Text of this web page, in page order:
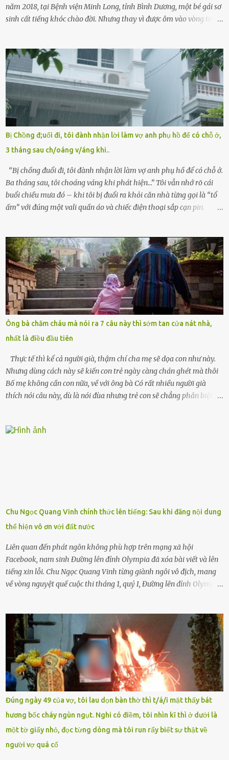
năm 2018, tại Bệnh viện Minh Long, tỉnh Bình Dương, một bé gái sơ
sinh cất tiếng khóc chào đời. Nhưng thay vì được ôm vào vòng tay
hảo, địa vị cao sang của ông Trần Quốc Tùng xem như điềm gở. Ông
Tùng, một doanh nhân quyền lực có tiếng ở Bình Dương, cùng vợ là
bà Đỗ Thị Nga, lập tức ra quyết định nhẫn tâm: bỏ lại đứa trẻ. Họ
viện cớ “không đủ khả năng nuôi dưỡng” và ký vào giấy từ chối
quyền giám hộ, yêu cầu bệnh viện xử lý bé như một trường hợp bị
bỏ rơi. Trong khi ấy, con gái ruột của họ – Trần Lệ Mi – vẫn đang
mê man sau sinh, hoàn toàn không hay biết chuyện gì xảy ra.
Thiếu úy Nguyễn Thị Mai, một nữ cảnh sát công tác tại địa phương,
tình cờ chứng kiến giây phút bé bị đưa đi trong lặng lẽ. Nét mặt đỏ
hỏn, bàn tay bé xíu co quắp, ...
Bị Chồng đ;uổi đi, tôi đành nhận lời làm vợ anh phụ hồ để có chỗ ở,
3 tháng sau ch/oáng v/áng khi..
“Bị chồng đuổi đi, tôi đành nhận lời làm vợ anh phụ hồ để có chỗ ở.
Ba tháng sau, tôi choáng váng khi phát hiện…” Tôi vẫn nhớ rõ cái
buổi chiều mưa đó – khi tôi bị đuổi ra khỏi căn nhà từng gọi là “tổ
ấm” với đúng một vali quần áo và chiếc điện thoại sắp cạn pin.
cưới cô để có con. Không phải để nuôi một cái thân bất tài chỉ biết
khóc lóc,” anh ta gằn giọng, đẩy mạnh cánh cửa trước mặt tôi.
Tiếng cánh cửa đóng lại, vang lên như một bản án lạnh lùng. Tôi
đứng chết lặng giữa cơn mưa, không biết đi đâu, về đâu. Bố mẹ tôi
mất sớm. Tôi chẳng có anh chị em. Họ hàng cũng thưa thớt, chẳng
ai thân thiết đến mức có thể mở lòng cho tôi tá túc. Bạn bè? Ai cũng
bận rộn với gia đình riêng của họ. Tôi đã từng đặt cược cả thanh
xuân vào người chồng ấy – và giờ, tôi chỉ còn lại chính mình. Tôi lên
chiếc xe buýt cuối ngày, trốn chạy khỏi thành phố và nỗi đau. Tôi v...
Ông bà chăm cháu mà nói ra 7 câu này thì sớm tan cửa nát nhà,
nhất là điều đầu tiên
Thực tế thì kể cả người già, thậm chí cha mẹ sẽ dọa con như này.
Nhưng dùng cách này sẽ kiến con trẻ ngày càng chán ghét mà thôi
Bố mẹ không cần con nữa, về với ông bà Có rất nhiều người già
thích nói câu này, dù là nói đùa nhưng trẻ con sẽ chẳng phân biệt
khuyên nhủ con thật cẩn thận. Nếu cháu không nghe lời, cảnh sát
để được giúp đỡ thì có thể sẽ bỏ lỡ cơ hội và gặp nguy hiểm. Trẻ con
có biết gì đâu Nhiều người cứ coi trẻ còn nhỏ nên dù có phạm sai
lầm, thì họ cũng không trách mắng. Nhưng nếu người lớn tuổi
không dạy con cẩn...
Chu Ngọc Quang Vinh chính thức lên tiếng: Sau khi đăng nội dung
thể hiện vô ơn với đất nước
Liên quan đến phát ngôn không phù hợp trên mạng xã hội
Facebook, nam sinh Đường lên đỉnh Olympia đã xóa bài viết và lên
tiếng xin lỗi. Chu Ngọc Quang Vinh từng giành ngôi vô địch, mang
về vòng nguyệt quế cuộc thi tháng 1, quý I, Đường lên đỉnh Olympia.
chưa phù hợp, gây xôn xao, bức xúc trong dư luận. Ngay sau đó,
Trường THPT Chuyên Nguyễn Tất Thành báo cáo xác nhận tài
khoản Chu Vinh là của học sinh Chu Ngọc Quang Vinh, lớp 12 Anh
của nhà trường. Nam sinh này từng giành ngôi vô địch, mang về
vòng nguyệt quế cuộc thi tháng 1, quý I, Đường lên đỉnh Olympia
năm thứ 24. Quá trình giáo dục, học sinh Chu Ngọc Quang Vinh đã
nhận thức được nội dung bài viết của bản thân trên mạng xã hội
ngày 1.9 là chưa phù hợp nên đã chủ động gỡ bài viết và đăng bài
xin lỗi trên trang Facebook cá nhân. Chu Ngọc Quang Vinh làm việc
với cơ quan chức năng. Ảnh: Đơn vị cung...
Đúng ngày 49 của vợ, tôi lau dọn bàn thờ thì t/á/i mặt thấy bát
hương bốc cháy ngùn ngụt. Nghi có điềm, tôi nhìn kĩ thì ở dưới là
một tờ giấy nhỏ, đọc từng dòng mà tôi run rẩy biết sự thật về
người vợ quá cố